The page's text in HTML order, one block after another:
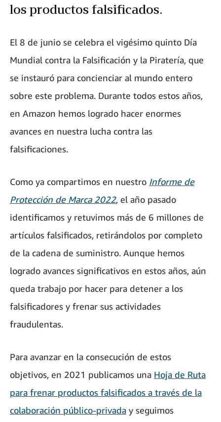
los productos falsificados.
El 8 de junio se celebra el vigésimo quinto Día
Mundial contra la Falsificación y la Piratería, que
se instauró para concienciar al mundo entero
sobre este problema. Durante todos estos años,
en Amazon hemos logrado hacer enormes
avances en nuestra lucha contra las
falsificaciones.
Como ya compartimos en nuestro Informe de
Protección de Marca 2022, el año pasado
identificamos y retuvimos más de 6 millones de
artículos falsificados, retirándolos por completo
de la cadena de suministro. Aunque hemos
logrado avances significativos en estos años, aún
queda trabajo por hacer para detener a los
falsificadores y frenar sus actividades
fraudulentas.
Para avanzar en la consecución de estos
objetivos, en 2021 publicamos una Hoja de Ruta
para frenar productos falsificados a través de la
colaboración público-privada y seguimos